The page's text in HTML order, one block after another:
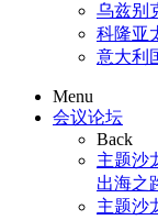
乌兹别
科隆亚
意大利
Menu
会议论坛
Back
主题沙
出海之
主题沙